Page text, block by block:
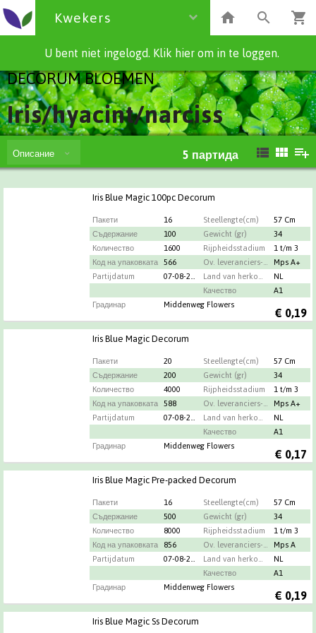
Kwekers
U bent niet ingelogd. Klik hier om in te loggen.
DECORUM BLOEMEN
Iris/hyacint/narciss
Описание 5 партида
Iris Blue Magic 100pc Decorum
Пакети 16 Steellengte(cm)
57 Cm
Съдержание
100 Gewicht (gr)
34
Количество
1600 Rijpheidsstadium
1 t/m 3
Код на упаковката
566
Mps A+
Partijdatum
NL
Качество
A1
Градинар
Middenweg Flowers
€ 0,19
Iris Blue Magic Decorum
Пакети 20 Steellengte(cm)
57 Cm
Съдержание
200 Gewicht (gr)
34
Количество
4000 Rijpheidsstadium
1 t/m 3
Код на упаковката
588
Mps A+
Partijdatum
NL
Качество
A1
Градинар
Middenweg Flowers
€ 0,17
Iris Blue Magic Pre-packed Decorum
Пакети 16 Steellengte(cm)
57 Cm
Съдержание
500 Gewicht (gr)
34
Количество
8000 Rijpheidsstadium
1 t/m 3
Код на упаковката
856
Mps A
Partijdatum
NL
Качество
A1
Градинар
Middenweg Flowers
€ 0,19
Iris Blue Magic Ss Decorum